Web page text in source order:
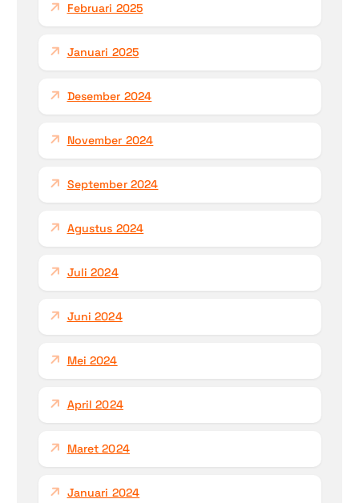
Februari 2025
Januari 2025
Desember 2024
November 2024
September 2024
Agustus 2024
Juli 2024
Juni 2024
Mei 2024
April 2024
Maret 2024
Januari 2024